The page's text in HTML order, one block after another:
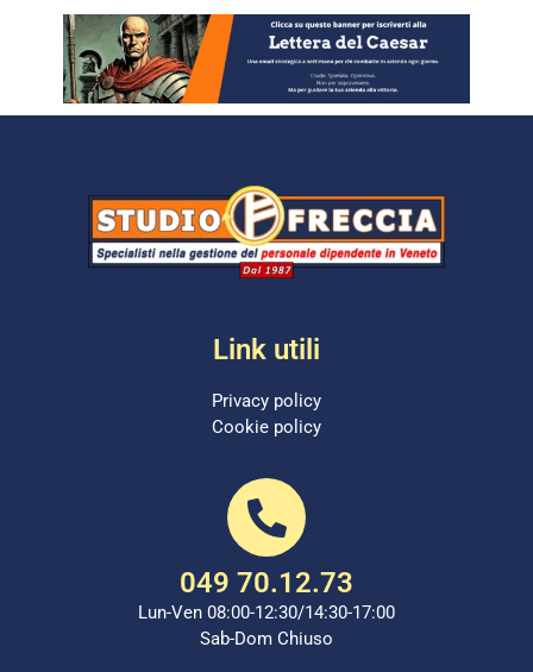
Link utili
Privacy policy
Cookie policy
049 70.12.73
Lun-Ven 08:00-12:30/14:30-17:00
Sab-Dom Chiuso